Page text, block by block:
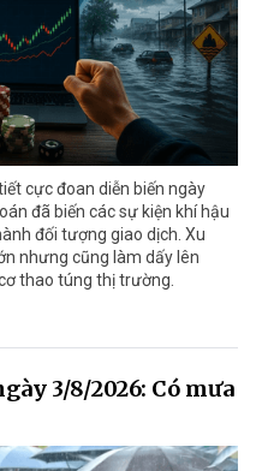
cực đoan diễn biến ngày
đã biến các sự kiện khí hậu
đối tượng giao dịch. Xu
nhưng cũng làm dấy lên
thao túng thị trường.
3/8/2026: Có mưa